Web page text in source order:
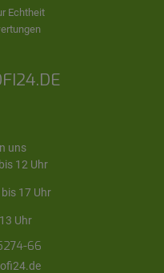
Echtheit
uns
12 Uhr
17 Uhr
Uhr
66